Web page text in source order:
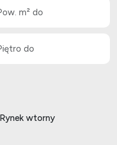
Rynek wtorny